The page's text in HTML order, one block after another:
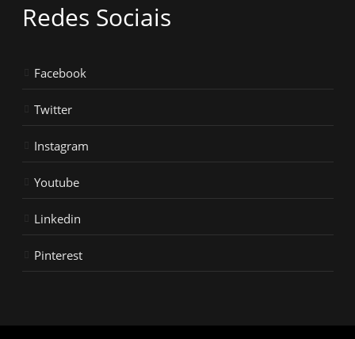
Redes Sociais
Facebook
Twitter
Instagram
Youtube
Linkedin
Pinterest